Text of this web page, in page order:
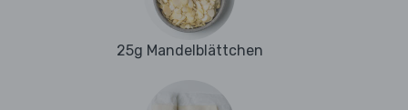
25g Mandelblättchen